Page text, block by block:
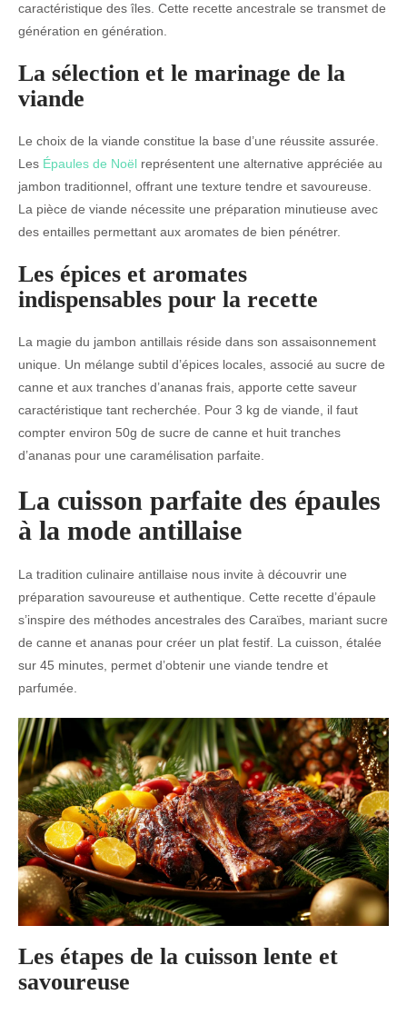
caractéristique des îles. Cette recette ancestrale se transmet de
génération en génération.
La sélection et le marinage de la
viande
Le choix de la viande constitue la base d’une réussite assurée.
Les Épaules de Noël représentent une alternative appréciée au
jambon traditionnel, offrant une texture tendre et savoureuse.
La pièce de viande nécessite une préparation minutieuse avec
des entailles permettant aux aromates de bien pénétrer.
Les épices et aromates
indispensables pour la recette
La magie du jambon antillais réside dans son assaisonnement
unique. Un mélange subtil d’épices locales, associé au sucre de
canne et aux tranches d’ananas frais, apporte cette saveur
caractéristique tant recherchée. Pour 3 kg de viande, il faut
compter environ 50g de sucre de canne et huit tranches
d’ananas pour une caramélisation parfaite.
La cuisson parfaite des épaules
à la mode antillaise
La tradition culinaire antillaise nous invite à découvrir une
préparation savoureuse et authentique. Cette recette d’épaule
s’inspire des méthodes ancestrales des Caraïbes, mariant sucre
de canne et ananas pour créer un plat festif. La cuisson, étalée
sur 45 minutes, permet d’obtenir une viande tendre et
parfumée.
Les étapes de la cuisson lente et
savoureuse